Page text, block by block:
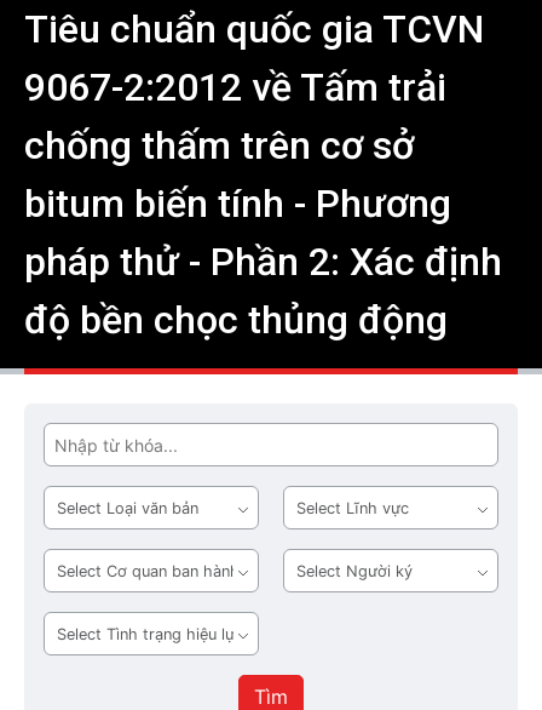
Tiêu chuẩn quốc gia TCVN
9067-2:2012 về Tấm trải
chống thấm trên cơ sở
bitum biến tính - Phương
pháp thử - Phần 2: Xác định
độ bền chọc thủng động
Tìm
Loại
văn
bản
Lĩnh
vực
Cơ
quan
ban
hành
Người
ký
Tình
trạng
Tìm